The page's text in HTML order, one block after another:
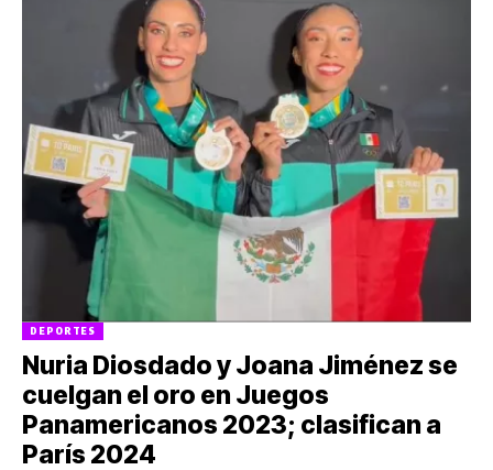
DEPORTES
Nuria Diosdado y Joana Jiménez se
cuelgan el oro en Juegos
Panamericanos 2023; clasifican a
París 2024